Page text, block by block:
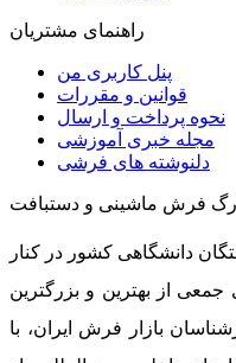
راهنمای مشتریان
پنل کاربری من
قوانین و مقررات
نحوه پرداخت و ارسال
مجله خبری آموزشی
دلنوشته های فرشی
فرش ماشینی و دستبافت
دانشگاهی کشور در کنار
از بهترین و بزرگترین
بازار فرش ایران، با